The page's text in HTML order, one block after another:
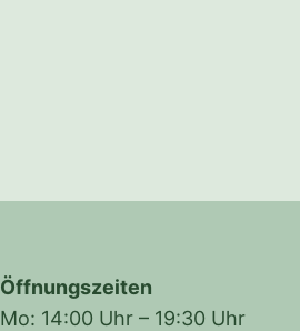
Öffnungszeiten
Mo: 14:00 Uhr – 19:30 Uhr